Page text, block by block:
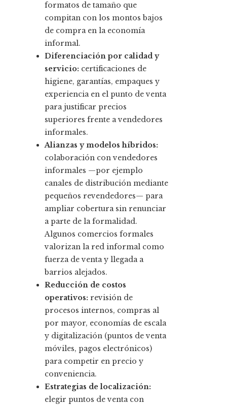
formatos de tamaño que
compitan con los montos bajos
de compra en la economía
informal.
Diferenciación por calidad y
servicio: certificaciones de
higiene, garantías, empaques y
experiencia en el punto de venta
para justificar precios
superiores frente a vendedores
informales.
Alianzas y modelos híbridos:
colaboración con vendedores
informales —por ejemplo
canales de distribución mediante
pequeños revendedores— para
ampliar cobertura sin renunciar
a parte de la formalidad.
Algunos comercios formales
valorizan la red informal como
fuerza de venta y llegada a
barrios alejados.
Reducción de costos
operativos: revisión de
procesos internos, compras al
por mayor, economías de escala
y digitalización (puntos de venta
móviles, pagos electrónicos)
para competir en precio y
conveniencia.
Estrategias de localización:
elegir puntos de venta con